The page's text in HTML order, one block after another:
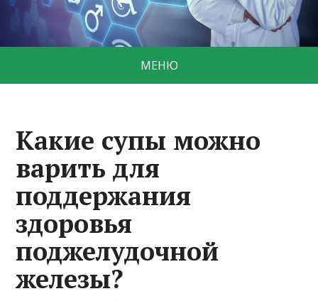
МЕНЮ
Какие супы можно
варить для
поддержания
здоровья
поджелудочной
железы?